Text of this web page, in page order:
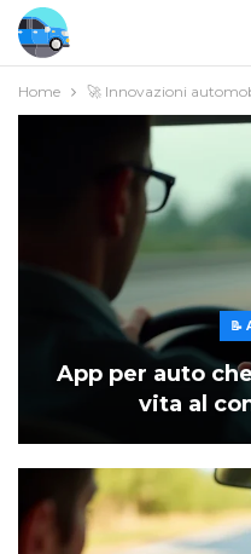
Home 🚀 Innovazioni
📝
App per auto
vita al